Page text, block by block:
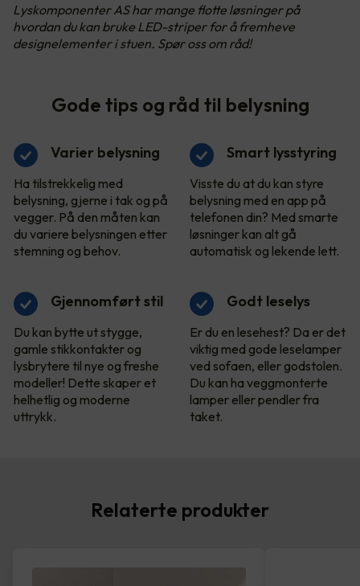
Lyskomponenter AS har mange flotte løsninger på
hvordan du kan bruke LED-striper for å fremheve
designelementer i stuen. Spør oss om råd!
Gode tips og råd til belysning
Varier belysning
Ha tilstrekkelig med
belysning, gjerne i tak og på
vegger. På den måten kan
du variere belysningen etter
stemning og behov.
Smart lysstyring
Visste du at du kan styre
belysning med en app på
telefonen din? Med smarte
løsninger kan alt gå
automatisk og lekende lett.
Gjennomført stil
Du kan bytte ut stygge,
gamle stikkontakter og
lysbrytere til nye og freshe
modeller! Dette skaper et
helhetlig og moderne
uttrykk.
Godt leselys
Er du en lesehest? Da er det
viktig med gode leselamper
ved sofaen, eller godstolen.
Du kan ha veggmonterte
lamper eller pendler fra
taket.
Relaterte produkter